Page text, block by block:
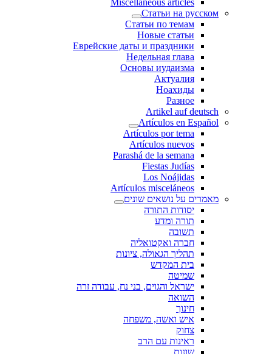
Miscellaneous articles
Статьи на русском
Статьи по темам
Новые статьи
Еврейские даты и праздники
Недельная глава
Основы иудаизма
Актуалия
Ноахиды
Разное
Artikel auf deutsch
Artículos en Español
Artículos por tema
Artículos nuevos
Parashá de la semana
Fiestas Judías
Los Noájidas
Artículos misceláneos
מאמרים על נושאים שונים
יסודות התורה
תורה ומדע
תשובה
חברה ואקטואליה
תהליך הגאולה, ציונות
בית המקדש
שמיטה
ישראל והגוים, בני נח, עבודה זרה
השואה
חינוך
איש ואשה, משפחה
צחוק
ראינות עם הרב
שונות